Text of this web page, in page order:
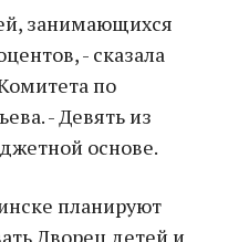
занимающихся
- сказала
по
- Девять из
основе.
планируют
Дворец детей и